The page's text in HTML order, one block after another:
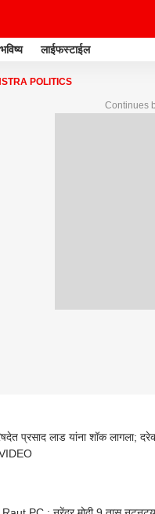
भविष्य लाईफस्टाईल
POLITICS
Continues
प्रसाद लाड यांना शॉक लागला;